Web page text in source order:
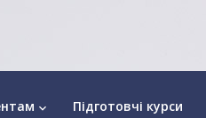
keyboard_arrow_down Підготовчі курси